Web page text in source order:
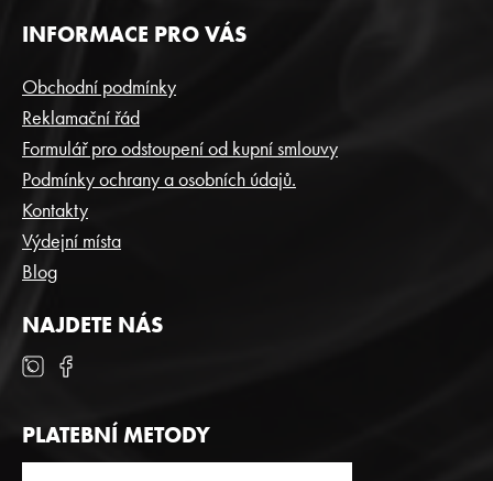
Z
Á
P
A
T
Í
INFORMACE PRO VÁS
Obchodní podmínky
Reklamační řád
Formulář pro odstoupení od kupní smlouvy
Podmínky ochrany a osobních údajů.
Kontakty
Výdejní místa
Blog
NAJDETE NÁS
PLATEBNÍ METODY